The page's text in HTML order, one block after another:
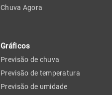
Chuva Agora
Gráficos
Previsão de chuva
Previsão de temperatura
Previsão de umidade